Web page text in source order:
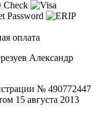
Александр
№ 490772447
15 августа 2013